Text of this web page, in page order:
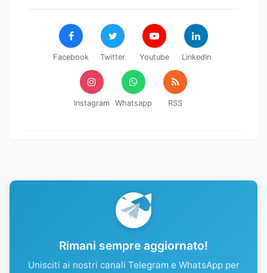
Facebook Twitter Youtube LinkedIn
Instagram Whatsapp RSS
Rimani sempre aggiornato!
Unisciti ai nostri canali Telegram e WhatsApp per